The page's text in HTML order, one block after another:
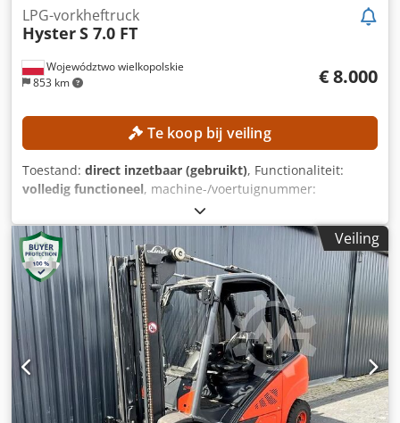
Województwo wielkopolskie
853 km
LPG-vorkheftruck
HysterS 7.0 FT
€ 8.000
Te koop bij veiling
Toestand: direct inzetbaar (gebruikt), Functionaliteit:
volledig functioneel, machine-/voertuignummer:
2015
draagvermogen:7.000 kg, hefhoogte:7.100 mm, vrije
hefhoogte: 1.845 mm, brandstoftype:
, masttype:
triplex, bouwhoogte:3.500 mm, Geen minimum prijs –
gegarandeerde verkoop tegen de hoogste bieding!
TECHNISCHE SPECIFICATIES Crjdpfxszrgcmj Apysf
Draagvermogen: 7.000 kg Hefhoogte: 7.100 mm Vrije
hefhoogte: 1.845 mm MACHINE-DETAILS Masttype: Triplex
ISO-klasse: 4 (5.000–10.000 kg) Aandrijftype:
Verbrandingsmotor Bouwhoogte: 3.500 mm UITRUSTING 3e
hydraulische ventiel 4e hydraulische ventiel Externe
referentie: SL13128SP
Veiling